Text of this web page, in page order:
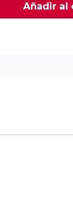
Añadir al